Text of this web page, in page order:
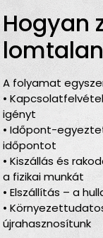
Hogyan
A folyamat
•
igényt
• Időpont-
időpontot
• Kiszállás és
a fizikai munkát
• Elszállítás – a
•
újrahasznosítunk